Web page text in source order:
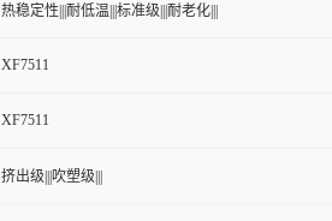
热稳定性|||耐低温|||标准级|||耐老化|||
XF7511
XF7511
挤出级|||吹塑级|||